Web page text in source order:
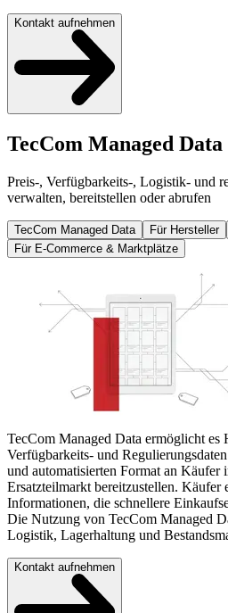
Kontakt aufnehmen
TecCom Managed Data
Preis-, Verfügbarkeits-, Logistik- und
verwalten, bereitstellen oder abrufen
TecCom Managed Data Für Hersteller
Für E-Commerce & Marktplätze
TecCom Managed Data ermöglicht es
Verfügbarkeits- und
und automatisierten Format an Käufer
Ersatzteilmarkt bereitzustellen. Käufer
Informationen, die schnellere
Die Nutzung von TecCom Managed
Logistik, Lagerhaltung und
Kontakt aufnehmen